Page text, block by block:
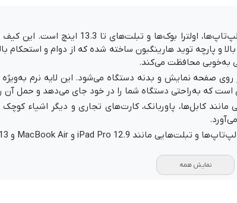
کیف دستی لپ تاپ ریواکیس مدل 7903 یک انتخاب شیک و
پارچه توید هارینگبون ساخته شده که از دوام و استحکام
به‌خوبی محافظت می‌کند.
صفحه نمایش و بدنه دستگاه می‌شود. این لایه نرم
کابل‌ها، پاوربانک، کارت‌های تجاری و دیگر اشیاء
نمایش همه